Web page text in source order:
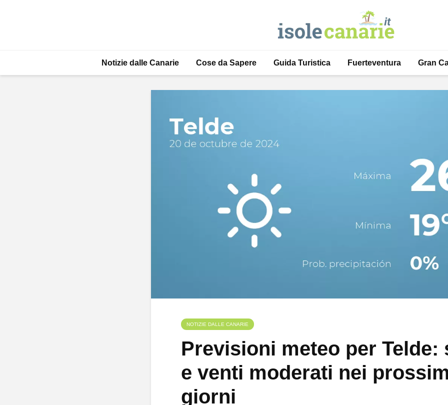
Notizie dalle Canarie Cose da Sapere Guida Turistica Fuerteventura Gran
NOTIZIE DALLE CANARIE
Previsioni meteo per Telde:
e venti moderati nei
giorni